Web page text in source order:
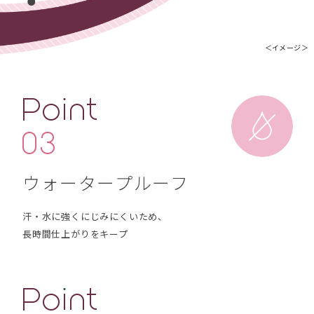
＜イメージ＞
ウォータープルーフ
汗・水に強くにじみにくいため、
長時間仕上がりをキープ